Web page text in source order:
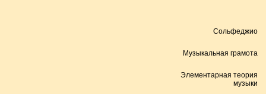
Сольфеджио
Музыкальная грамота
Элементарная теория
музыки